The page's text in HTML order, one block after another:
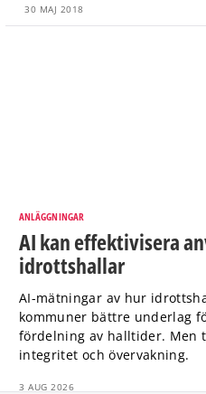
30 MAJ 2018
ANLÄGGNINGAR
AI kan effektivisera
idrottshallar
AI-mätningar av hur
kommuner bättre underlag
fördelning av halltider. Men
integritet och övervakning.
3 AUG 2026